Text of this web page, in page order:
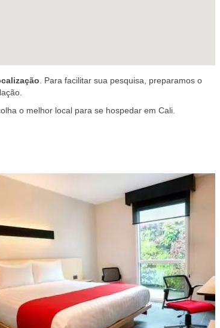
. Para facilitar sua pesquisa, preparamos o
o melhor local para se hospedar em Cali.